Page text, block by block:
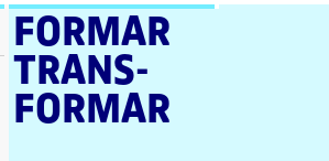
FORMAR
TRANS­
FORMAR